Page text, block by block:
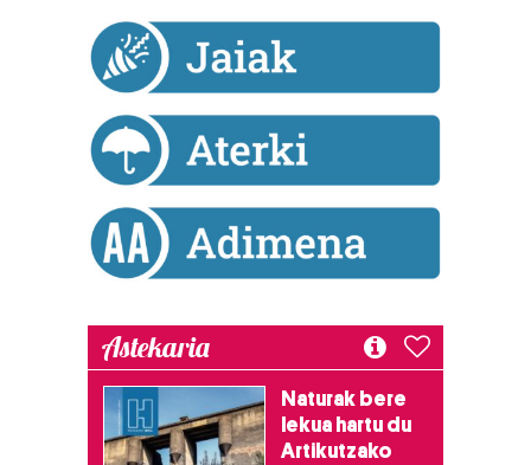
Astekaria
Naturak bere
lekua hartu du
Artikutzako